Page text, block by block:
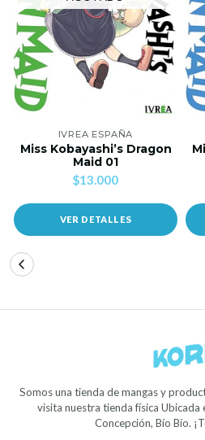
IVREA ESPAÑA
Miss Kobayashi’s Dragon
Maid 01
$13.000
VER DETALLES
Somos una tienda de mangas y
visita nuestra tienda física Ubicada
Concepción, Bío Bío.